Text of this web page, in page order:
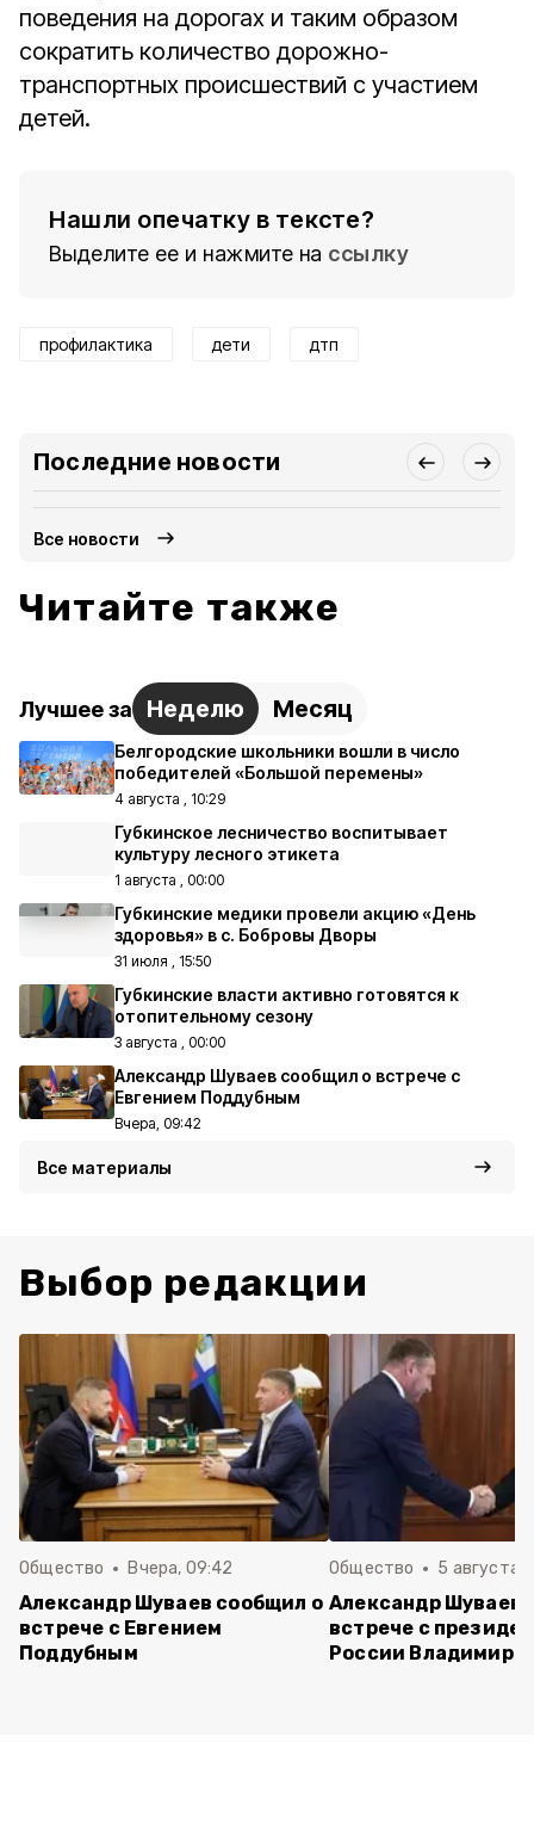
поведения на дорогах и таким образом
сократить количество дорожно-
транспортных происшествий с участием
детей.
Нашли опечатку в тексте?
Выделите ее и нажмите на ссылку
профилактика дети дтп
Последние новости
Все новости
Читайте также
Лучшее за Неделю Месяц
Белгородские школьники вошли в число
победителей «Большой перемены»
4 августа , 10:29
Губкинское лесничество воспитывает
культуру лесного этикета
1 августа , 00:00
Губкинские медики провели акцию «День
здоровья» в с. Бобровы Дворы
31 июля , 15:50
Губкинские власти активно готовятся к
отопительному сезону
3 августа , 00:00
Александр Шуваев сообщил о встрече с
Евгением Поддубным
Вчера, 09:42
Все материалы
Выбор редакции
Общество Вчера, 09:42
Александр Шуваев сообщил о
встрече с Евгением
Поддубным
Общество 5 августа ,
Александр Шуваев
встрече с
России